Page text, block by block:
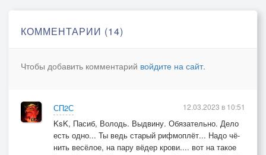
Увязнув в болоте сомнений,
Ищешь спасение на небесах.
КОММЕНТАРИИ (14)
Чтобы добавить комментарий войдите на сайт.
СП2С
KsK, Пасиб, Володь. Выдвину. Обязательно. Дело
есть одно... Ты ведь старый рифмоплёт... Надо чё-
нить весёлое, на пару вёдер крови.... вот на такое
12.03.2023 в 10:51